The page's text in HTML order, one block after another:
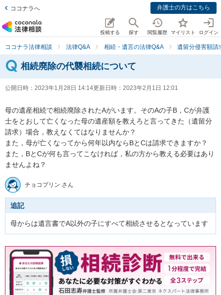
ココナラへ 弁護士の方はこちら
投稿する 探す 閲覧履歴 マイリスト ログイン
ココナラ法律相談 法律Q&A 相続・遺言の法律Q&A 遺留分侵害額請
相続廃除の代襲相続について
公開日時： 2023年1月28日 14:14更新日時： 2023年2月1日 12:01
母の遺産相続で相続廃除されたAがいます。そのAの子B，Cが弁護
士をとおして亡くなった母の遺産額を教えろと言ってきた（遺留分
請求）場合，教えなくてはなりませんか？
また，母が亡くなってから何年以内ならBとCは請求できますか？
また，BとCが何も言ってこなければ，私の方から教える必要はあり
ませんよね？
チョコプリン さん
追記
母からは遺言書でA以外の子にすべて相続させるとなっています